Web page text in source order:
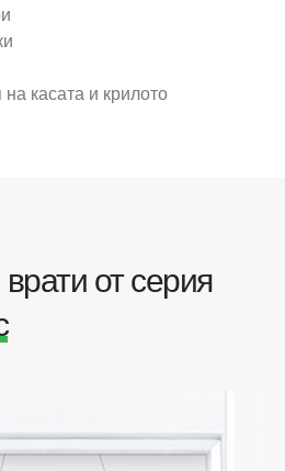
касата и крилото
от серия